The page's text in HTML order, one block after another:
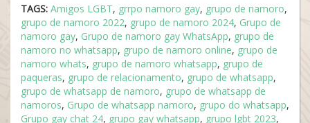
TAGS: Amigos LGBT, grrpo namoro gay, grupo de namoro,
grupo de namoro 2022, grupo de namoro 2024, Grupo de
namoro gay, Grupo de namoro gay WhatsApp, grupo de
namoro no whatsapp, grupo de namoro online, grupo de
namoro whats, grupo de namoro whatsapp, grupo de
paqueras, grupo de relacionamento, grupo de whatsapp,
grupo de whatsapp de namoro, grupo de whatsapp de
namoros, Grupo de whatsapp namoro, grupo do whatsapp,
Grupo gay chat 24, grupo gay whatsapp, grupo lgbt 2023,